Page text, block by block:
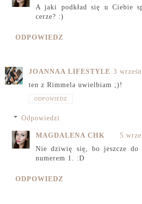
A jaki podkład się u Ciebie
cerze? :)
ODPOWIEDZ
JOANNAA LIFESTYLE 3
ten z Rimmela uwielbiam ;)!
ODPOWIEDZ
Odpowiedzi
MAGDALENA CHK
5
Nie dziwię się, bo jeszcze do
numerem 1. :D
ODPOWIEDZ